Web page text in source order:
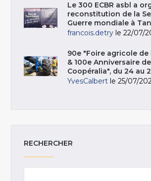
Le 300 ECBR asbl a
reconstitution de la
Guerre mondiale à
francois.detry le 22/07/
90e "Foire agricole
& 100e Anniversaire
Coopéralia", du 24 au
YvesCalbert le 25/07/
RECHERCHER